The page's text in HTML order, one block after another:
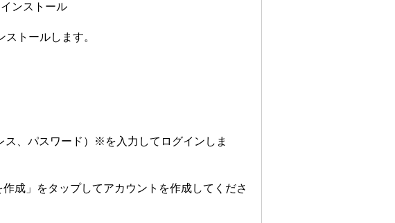
ンストール
トールします。
、パスワード）※を入力してログインしま
成」をタップしてアカウントを作成してくださ